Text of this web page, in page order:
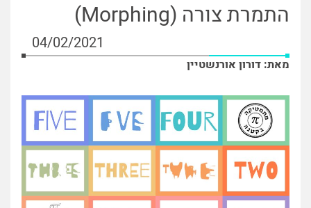
התמרת צורה (Morphing)
04/02/2021
מאת: דורון אורנשטיין